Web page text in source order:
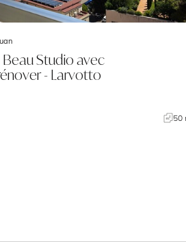
Beau Studio avec
- Larvotto
50